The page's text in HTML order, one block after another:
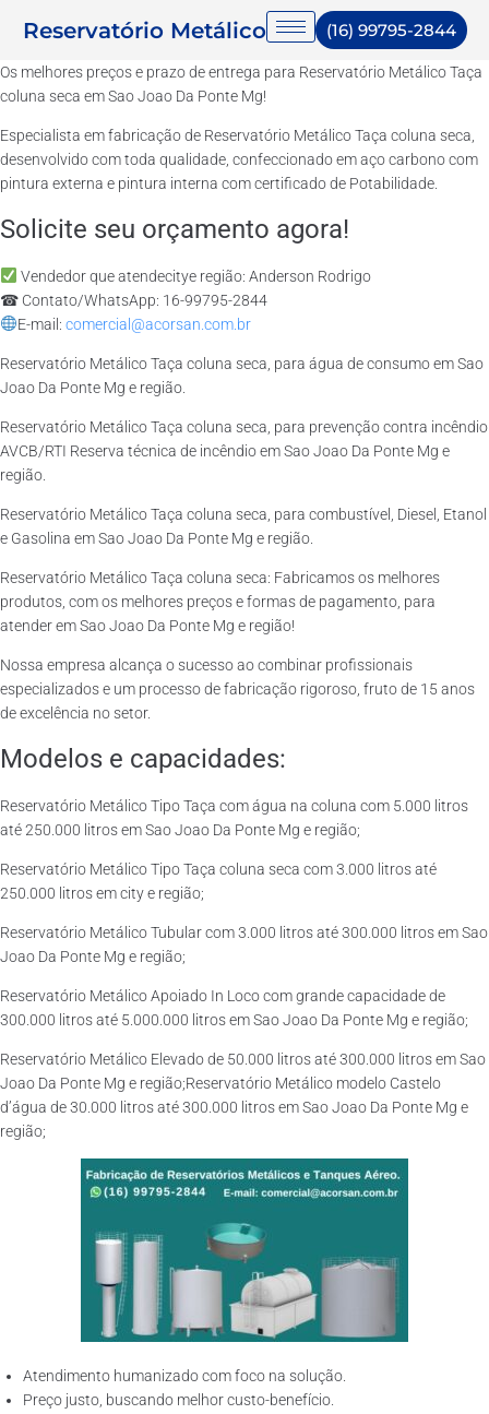
Reservatório Metálico (16) 99795-2844
Os melhores preços e prazo de entrega para Reservatório Metálico Taça
coluna seca em Sao Joao Da Ponte Mg!
Especialista em fabricação de Reservatório Metálico Taça coluna seca,
desenvolvido com toda qualidade, confeccionado em aço carbono com
pintura externa e pintura interna com certificado de Potabilidade.
Solicite seu orçamento agora!
Vendedor que atendecitye região: Anderson Rodrigo
☎ Contato/WhatsApp: 16-99795-2844
E-mail: comercial@acorsan.com.br
Reservatório Metálico Taça coluna seca, para água de consumo em Sao
Joao Da Ponte Mg e região.
Reservatório Metálico Taça coluna seca, para prevenção contra incêndio
AVCB/RTI Reserva técnica de incêndio em Sao Joao Da Ponte Mg e
região.
Reservatório Metálico Taça coluna seca, para combustível, Diesel, Etanol
e Gasolina em Sao Joao Da Ponte Mg e região.
Reservatório Metálico Taça coluna seca: Fabricamos os melhores
produtos, com os melhores preços e formas de pagamento, para
atender em Sao Joao Da Ponte Mg e região!
Nossa empresa alcança o sucesso ao combinar profissionais
especializados e um processo de fabricação rigoroso, fruto de 15 anos
de excelência no setor.
Modelos e capacidades:
Reservatório Metálico Tipo Taça com água na coluna com 5.000 litros
até 250.000 litros em Sao Joao Da Ponte Mg e região;
Reservatório Metálico Tipo Taça coluna seca com 3.000 litros até
250.000 litros em city e região;
Reservatório Metálico Tubular com 3.000 litros até 300.000 litros em Sao
Joao Da Ponte Mg e região;
Reservatório Metálico Apoiado In Loco com grande capacidade de
300.000 litros até 5.000.000 litros em Sao Joao Da Ponte Mg e região;
Reservatório Metálico Elevado de 50.000 litros até 300.000 litros em Sao
Joao Da Ponte Mg e região;Reservatório Metálico modelo Castelo
d’água de 30.000 litros até 300.000 litros em Sao Joao Da Ponte Mg e
região;
Atendimento humanizado com foco na solução.
Preço justo, buscando melhor custo-benefício.